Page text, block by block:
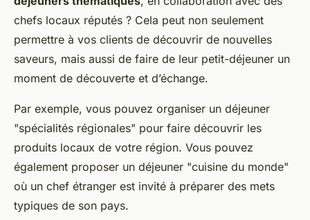
chefs locaux réputés ? Cela peut non seulement
permettre à vos clients de découvrir de nouvelles
saveurs, mais aussi de faire de leur petit-déjeuner un
moment de découverte et d’échange.
Par exemple, vous pouvez organiser un déjeuner
"spécialités régionales" pour faire découvrir les
produits locaux de votre région. Vous pouvez
également proposer un déjeuner "cuisine du monde"
où un chef étranger est invité à préparer des mets
typiques de son pays.